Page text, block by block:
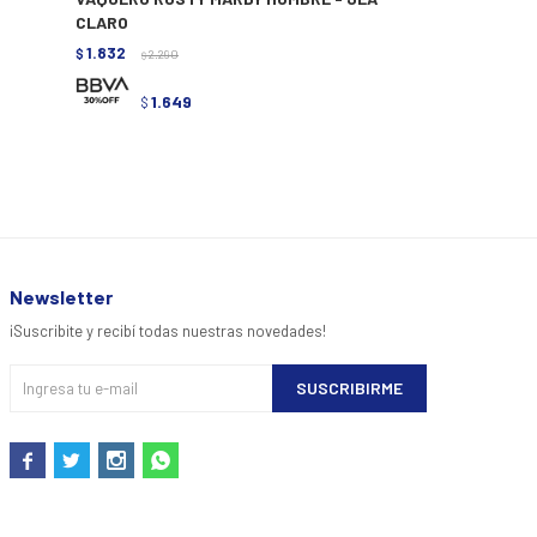
CLARO
$ 1.832 $ 2.290
$ 1.649
Newsletter
¡Suscribite y recibí todas nuestras novedades!
SUSCRIBIRME
   